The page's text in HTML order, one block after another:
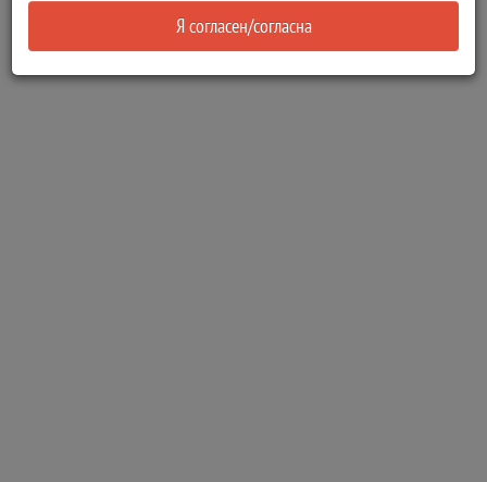
Я согласен/согласна